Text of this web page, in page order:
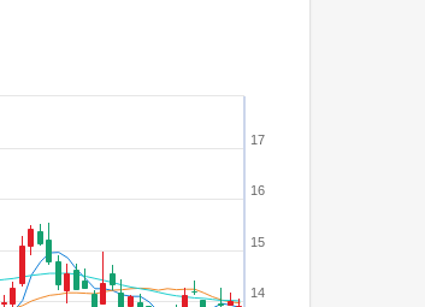
14
15
16
17